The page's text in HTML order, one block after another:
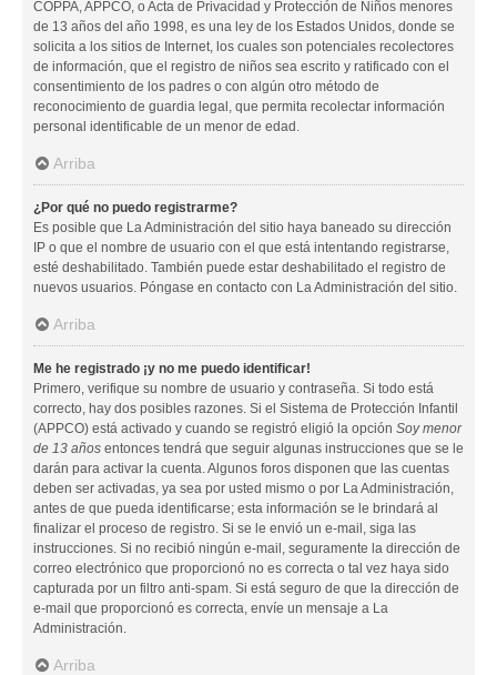
COPPA, APPCO, o Acta de Privacidad y Protección de Niños menores
de 13 años del año 1998, es una ley de los Estados Unidos, donde se
solicita a los sitios de Internet, los cuales son potenciales recolectores
de información, que el registro de niños sea escrito y ratificado con el
consentimiento de los padres o con algún otro método de
reconocimiento de guardia legal, que permita recolectar información
personal identificable de un menor de edad.
Arriba
¿Por qué no puedo registrarme?
Es posible que La Administración del sitio haya baneado su dirección
IP o que el nombre de usuario con el que está intentando registrarse,
esté deshabilitado. También puede estar deshabilitado el registro de
nuevos usuarios. Póngase en contacto con La Administración del sitio.
Arriba
Me he registrado ¡y no me puedo identificar!
Primero, verifique su nombre de usuario y contraseña. Si todo está
correcto, hay dos posibles razones. Si el Sistema de Protección Infantil
(APPCO) está activado y cuando se registró eligió la opción Soy menor
de 13 años entonces tendrá que seguir algunas instrucciones que se le
darán para activar la cuenta. Algunos foros disponen que las cuentas
deben ser activadas, ya sea por usted mismo o por La Administración,
antes de que pueda identificarse; esta información se le brindará al
finalizar el proceso de registro. Si se le envió un e-mail, siga las
instrucciones. Si no recibió ningún e-mail, seguramente la dirección de
correo electrónico que proporcionó no es correcta o tal vez haya sido
capturada por un filtro anti-spam. Si está seguro de que la dirección de
e-mail que proporcionó es correcta, envíe un mensaje a La
Administración.
Arriba